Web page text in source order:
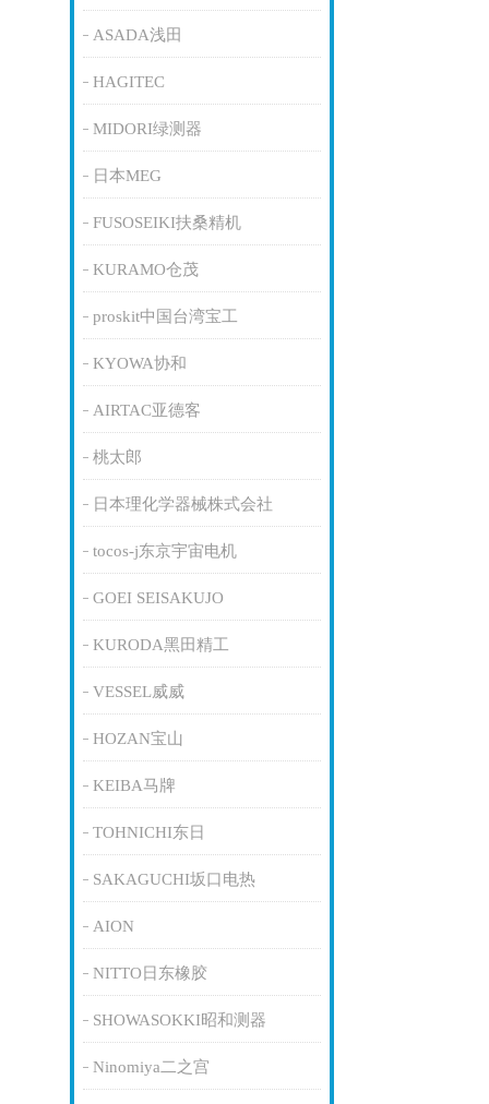
ASADA浅田
HAGITEC
MIDORI绿测器
日本MEG
FUSOSEIKI扶桑精机
KURAMO仓茂
proskit中国台湾宝工
KYOWA协和
AIRTAC亚德客
桃太郎
日本理化学器械株式会社
tocos-j东京宇宙电机
GOEI SEISAKUJO
KURODA黑田精工
VESSEL威威
HOZAN宝山
KEIBA马牌
TOHNICHI东日
SAKAGUCHI坂口电热
AION
NITTO日东橡胶
SHOWASOKKI昭和测器
Ninomiya二之宫